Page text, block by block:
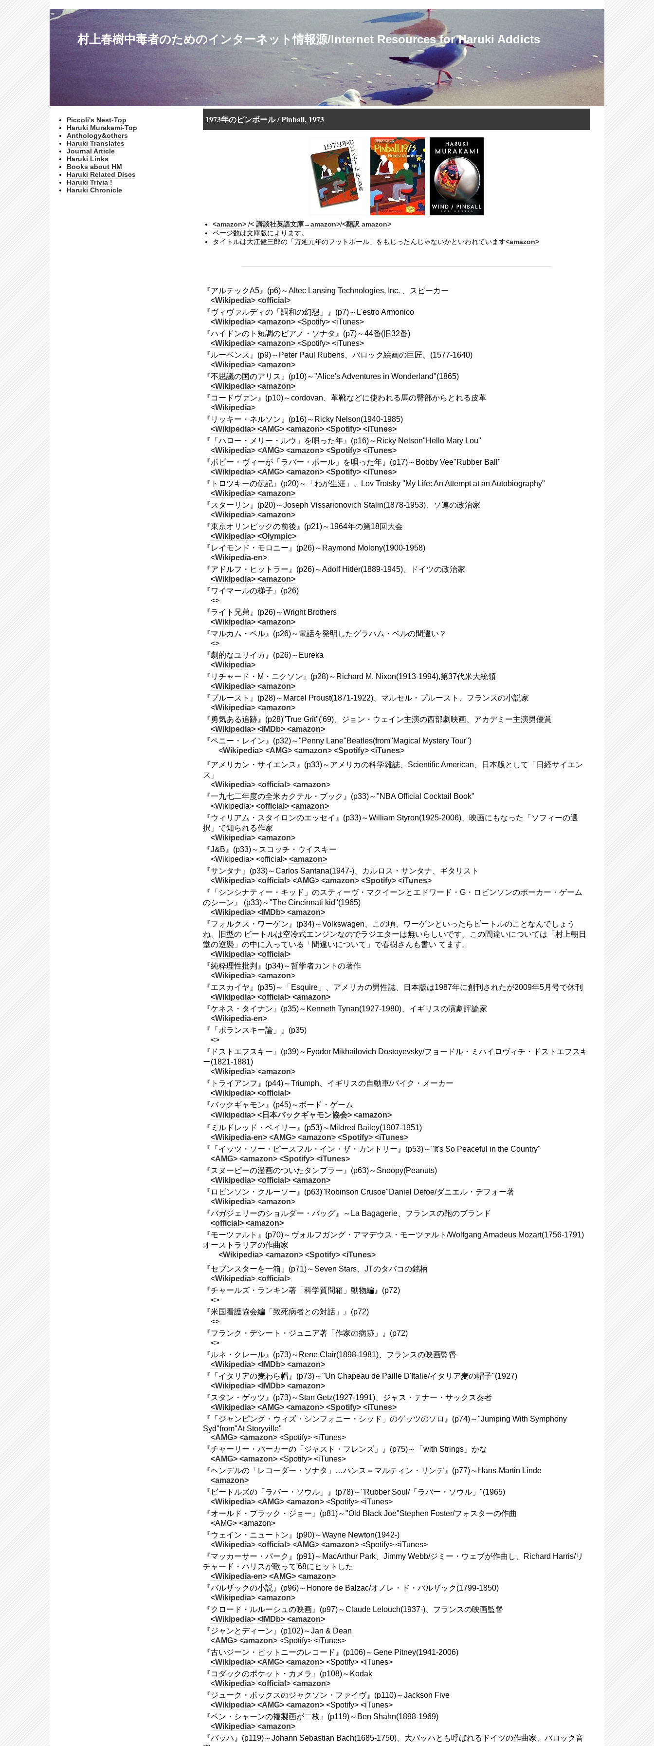
村上春樹中毒者のためのインターネット情報源/Internet Resources for Haruki Addicts
Piccoli's Nest-Top
Haruki Murakami-Top
Anthology&others
Haruki Translates
Journal Article
Haruki Links
Books about HM
Haruki Related Discs
Haruki Trivia !
Haruki Chronicle
1973年のピンボール / Pinball, 1973
<amazon> /< 講談社英語文庫→amazon>/<翻訳 amazon>
ページ数は文庫版によります。
タイトルは大江健三郎の「万延元年のフットボール」をもじったんじゃないかといわれています<amazon>
『アルテックA5』(p6)～Altec Lansing Technologies, Inc. 、スピーカー
<Wikipedia> <official>
『ヴィヴァルディの「調和の幻想」』(p7)～L'estro Armonico
<Wikipedia> <amazon> <Spotify> <iTunes>
『ハイドンのト短調のピアノ・ソナタ』(p7)～44番(旧32番)
<Wikipedia> <amazon> <Spotify> <iTunes>
『ルーベンス』(p9)～Peter Paul Rubens、バロック絵画の巨匠、(1577-1640)
<Wikipedia> <amazon>
『不思議の国のアリス』(p10)～"Alice's Adventures in Wonderland"(1865)
<Wikipedia> <amazon>
『コードヴァン』(p10)～cordovan、革靴などに使われる馬の臀部からとれる皮革
<Wikipedia>
『リッキー・ネルソン』(p16)～Ricky Nelson(1940-1985)
<Wikipedia> <AMG> <amazon> <Spotify> <iTunes>
『「ハロー・メリー・ルウ」を唄った年』(p16)～Ricky Nelson"Hello Mary Lou"
<Wikipedia> <AMG> <amazon> <Spotify> <iTunes>
『ボビー・ヴィーが「ラバー・ボール」を唄った年』(p17)～Bobby Vee"Rubber Ball"
<Wikipedia> <AMG> <amazon> <Spotify> <iTunes>
『トロツキーの伝記』(p20)～「わが生涯」、Lev Trotsky "My Life: An Attempt at an Autobiography"
<Wikipedia> <amazon>
『スターリン』(p20)～Joseph Vissarionovich Stalin(1878-1953)、ソ連の政治家
<Wikipedia> <amazon>
『東京オリンピックの前後』(p21)～1964年の第18回大会
<Wikipedia> <Olympic>
『レイモンド・モロニー』(p26)～Raymond Molony(1900-1958)
<Wikipedia-en>
『アドルフ・ヒットラー』(p26)～Adolf Hitler(1889-1945)、ドイツの政治家
<Wikipedia> <amazon>
『ワイマールの梯子』(p26)
<>
『ライト兄弟』(p26)～Wright Brothers
<Wikipedia> <amazon>
『マルカム・ベル』(p26)～電話を発明したグラハム・ベルの間違い？
<>
『劇的なユリイカ』(p26)～Eureka
<Wikipedia>
『リチャード・M・ニクソン』(p28)～Richard M. Nixon(1913-1994),第37代米大統領
<Wikipedia> <amazon>
『プルースト』(p28)～Marcel Proust(1871-1922)、マルセル・プルースト、フランスの小説家
<Wikipedia> <amazon>
『勇気ある追跡』(p28)"True Grit"('69)、ジョン・ウェイン主演の西部劇映画、アカデミー主演男優賞
<Wikipedia> <IMDb> <amazon>
『ペニー・レイン』(p32)～"Penny Lane"Beatles(from"Magical Mystery Tour")
<Wikipedia> <AMG> <amazon> <Spotify> <iTunes>
『アメリカン・サイエンス』(p33)～アメリカの科学雑誌、Scientific American、日本版として「日経サイエン
ス」
<Wikipedia> <official> <amazon>
『一九七二年度の全米カクテル・ブック』(p33)～"NBA Official Cocktail Book"
<Wikipedia> <official> <amazon>
『ウィリアム・スタイロンのエッセイ』(p33)～William Styron(1925-2006)、映画にもなった「ソフィーの選
択」で知られる作家
<Wikipedia> <amazon>
『J&B』(p33)～スコッチ・ウイスキー
<Wikipedia> <official> <amazon>
『サンタナ』(p33)～Carlos Santana(1947-)、カルロス・サンタナ、ギタリスト
<Wikipedia> <official> <AMG> <amazon> <Spotify> <iTunes>
『「シンシナティー・キッド」のスティーヴ・マクイーンとエドワード・G・ロビンソンのポーカー・ゲーム
のシーン』 (p33)～"The Cincinnati kid"(1965)
<Wikipedia> <IMDb> <amazon>
『フォルクス・ワーゲン』(p34)～Volkswagen、この頃、ワーゲンといったらビートルのことなんでしょう
ね、旧型の ビートルは空冷式エンジンなのでラジエターは無いらしいです。この間違いについては「村上朝日
堂の逆襲」の中に入っている「間違いについて」で春樹さんも書い てます。
<Wikipedia> <official>
『純粋理性批判』(p34)～哲学者カントの著作
<Wikipedia> <amazon>
『エスカイヤ』(p35)～「Esquire」、アメリカの男性誌、日本版は1987年に創刊されたが2009年5月号で休刊
<Wikipedia> <official> <amazon>
『ケネス・タイナン』(p35)～Kenneth Tynan(1927-1980)、イギリスの演劇評論家
<Wikipedia-en>
『「ポランスキー論」』(p35)
<>
『ドストエフスキー』(p39)～Fyodor Mikhailovich Dostoyevsky/フョードル・ミハイロヴィチ・ドストエフスキ
ー(1821-1881)
<Wikipedia> <amazon>
『トライアンフ』(p44)～Triumph、イギリスの自動車/バイク・メーカー
<Wikipedia> <official>
『バックギャモン』(p45)～ボード・ゲーム
<Wikipedia> <日本バックギャモン協会> <amazon>
『ミルドレッド・ベイリー』(p53)～Mildred Bailey(1907-1951)
<Wikipedia-en> <AMG> <amazon> <Spotify> <iTunes>
『「イッツ・ソー・ピースフル・イン・ザ・カントリー』(p53)～"It's So Peaceful in the Country"
<AMG> <amazon> <Spotify> <iTunes>
『スヌーピーの漫画のついたタンブラー』(p63)～Snoopy(Peanuts)
<Wikipedia> <official> <amazon>
『ロビンソン・クルーソー』(p63)"Robinson Crusoe"Daniel Defoe/ダニエル・デフォー著
<Wikipedia> <amazon>
『バガジェリーのショルダー・バッグ』～La Bagagerie、フランスの鞄のブランド
<official> <amazon>
『モーツァルト』(p70)～ヴォルフガング・アマデウス・モーツァルト/Wolfgang Amadeus Mozart(1756-1791)
オーストラリアの作曲家
<Wikipedia> <amazon> <Spotify> <iTunes>
『セブンスターを一箱』(p71)～Seven Stars、JTのタバコの銘柄
<Wikipedia> <official>
『チャールズ・ランキン著「科学質問箱」動物編』(p72)
<>
『米国看護協会編「致死病者との対話」』(p72)
<>
『フランク・デシート・ジュニア著「作家の病跡」』(p72)
<>
『ルネ・クレール』(p73)～Rene Clair(1898-1981)、フランスの映画監督
<Wikipedia> <IMDb> <amazon>
『「イタリアの麦わら帽』(p73)～"Un Chapeau de Paille D'Italie/イタリア麦の帽子"(1927)
<Wikipedia> <IMDb> <amazon>
『スタン・ゲッツ』(p73)～Stan Getz(1927-1991)、ジャス・テナー・サックス奏者
<Wikipedia> <AMG> <amazon> <Spotify> <iTunes>
『「ジャンピング・ウィズ・シンフォニー・シッド」のゲッツのソロ』(p74)～"Jumping With Symphony
Syd"from"At Storyville"
<AMG> <amazon> <Spotify> <iTunes>
『チャーリー・パーカーの「ジャスト・フレンズ」』(p75)～「with Strings」かな
<AMG> <amazon> <Spotify> <iTunes>
『ヘンデルの「レコーダー・ソナタ」…ハンス＝マルティン・リンデ』(p77)～Hans-Martin Linde
<amazon>
『ビートルズの「ラバー・ソウル」』(p78)～"Rubber Soul/「ラバー・ソウル」"(1965)
<Wikipedia> <AMG> <amazon> <Spotify> <iTunes>
『オールド・ブラック・ジョー』(p81)～"Old Black Joe"Stephen Foster/フォスターの作曲
<AMG> <amazon>
『ウェイン・ニュートン』(p90)～Wayne Newton(1942-)
<Wikipedia> <official> <AMG> <amazon> <Spotify> <iTunes>
『マッカーサー・パーク』(p91)～MacArthur Park、Jimmy Webb/ジミー・ウェブが作曲し、Richard Harris/リ
チャード・ハリスが歌って'68にヒットした
<Wikipedia-en> <AMG> <amazon>
『バルザックの小説』(p96)～Honore de Balzac/オノレ・ド・バルザック(1799-1850)
<Wikipedia> <amazon>
『クロード・ルルーシュの映画』(p97)～Claude Lelouch(1937-)、フランスの映画監督
<Wikipedia> <IMDb> <amazon>
『ジャンとディーン』(p102)～Jan & Dean
<AMG> <amazon> <Spotify> <iTunes>
『古いジーン・ピットニーのレコード』(p106)～Gene Pitney(1941-2006)
<Wikipedia> <AMG> <amazon> <Spotify> <iTunes>
『コダックのポケット・カメラ』(p108)～Kodak
<Wikipedia> <official> <amazon>
『ジューク・ボックスのジャクソン・ファイヴ』(p110)～Jackson Five
<Wikipedia> <AMG> <amazon> <Spotify> <iTunes>
『ベン・シャーンの複製画が二枚』(p119)～Ben Shahn(1898-1969)
<Wikipedia> <amazon>
『バッハ』(p119)～Johann Sebastian Bach(1685-1750)、大バッハとも呼ばれるドイツの作曲家、バロック音